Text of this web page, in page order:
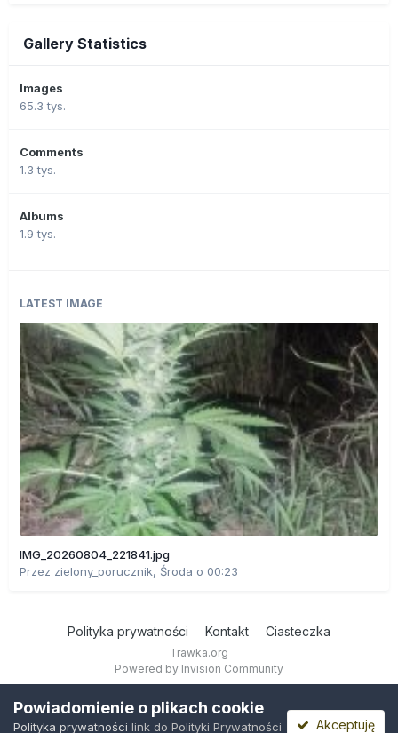
Gallery Statistics
Images
65.3 tys.
Comments
1.3 tys.
Albums
1.9 tys.
LATEST IMAGE
IMG_20260804_221841.jpg
Przez zielony_porucznik, Środa o 00:23
Polityka prywatności Kontakt Ciasteczka
Trawka.org
Powered by Invision Community
Powiadomienie o plikach cookie
Polityka prywatności link do Polityki Prywatności Akceptuję